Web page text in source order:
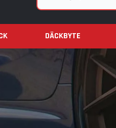
DÄCKBYTE